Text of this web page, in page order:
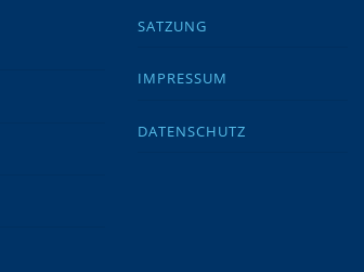
SATZUNG
IMPRESSUM
DATENSCHUTZ